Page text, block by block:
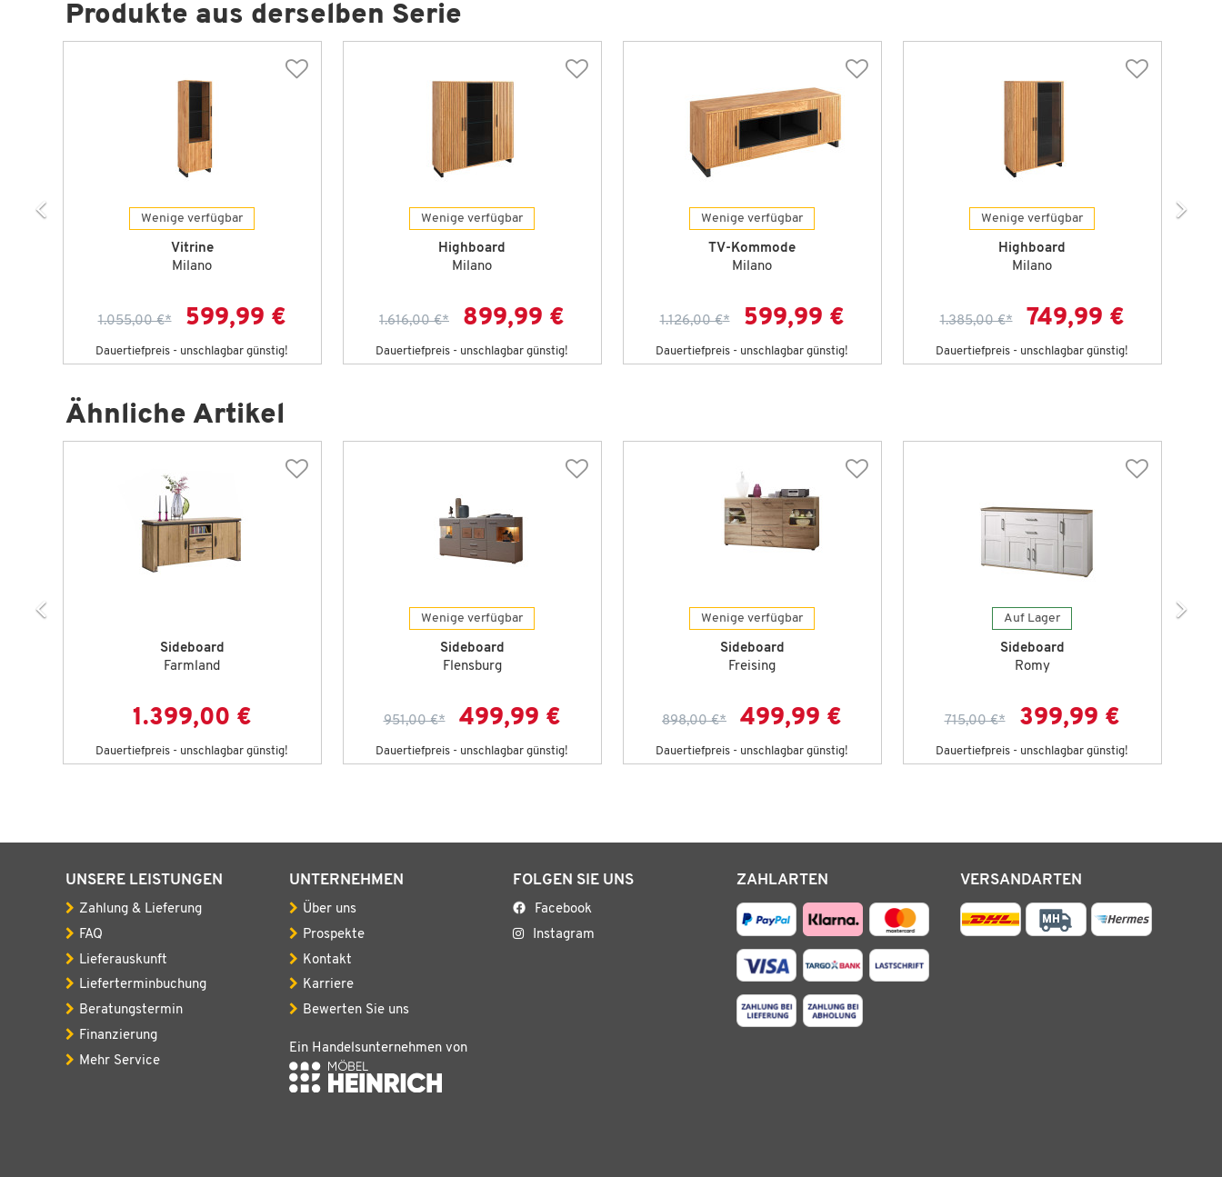
Produkte aus derselben Serie
Wenige verfügbar
Vitrine
Milano
1.055,00 €* 599,99 €
Dauertiefpreis - unschlagbar günstig!
Wenige verfügbar
Highboard
Milano
1.616,00 €* 899,99 €
Dauertiefpreis - unschlagbar günstig!
Wenige verfügbar
TV-Kommode
Milano
1.126,00 €* 599,99 €
Dauertiefpreis - unschlagbar günstig!
Wenige verfügbar
Highboard
Milano
1.385,00 €* 749,99 €
Dauertiefpreis - unschlagbar günstig!
Ähnliche Artikel
Sideboard
Farmland
1.399,00 €
Dauertiefpreis - unschlagbar günstig!
Wenige verfügbar
Sideboard
Flensburg
951,00 €* 499,99 €
Dauertiefpreis - unschlagbar günstig!
Wenige verfügbar
Sideboard
Freising
898,00 €* 499,99 €
Dauertiefpreis - unschlagbar günstig!
Auf Lager
Sideboard
Romy
715,00 €* 399,99 €
Dauertiefpreis - unschlagbar günstig!
UNSERE LEISTUNGEN
Zahlung & Lieferung
FAQ
Lieferauskunft
Lieferterminbuchung
Beratungstermin
Finanzierung
Mehr Service
UNTERNEHMEN
Über uns
Prospekte
Kontakt
Karriere
Bewerten Sie uns
Ein Handelsunternehmen von
FOLGEN SIE UNS
Facebook
Instagram
ZAHLARTEN VERSANDARTEN